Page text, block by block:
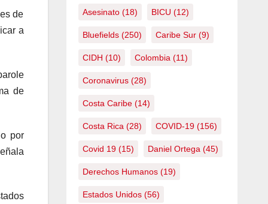
de
a
de
por
Asesinato(18) BICU (12)
Bluefields(250) Caribe Sur(9)
CIDH (10) Colombia (11)
Coronavirus(28)
Costa Caribe(14)
Costa Rica (28) COVID-19(156)
Covid 19(15) Daniel Ortega (45)
Derechos Humanos(19)
Estados Unidos(56)